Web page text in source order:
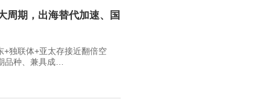
周期，出海替代加速、国
联体+亚太存接近翻倍空
种、兼具成…